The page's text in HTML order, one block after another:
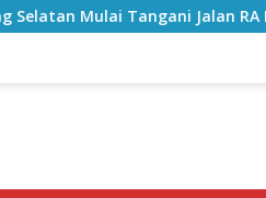
RA Basyid, Kontrak Proyek